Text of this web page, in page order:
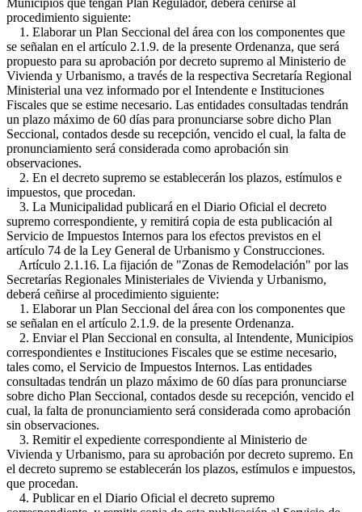
Municipios que tengan Plan Regulador, deberá ceñirse al
procedimiento siguiente:
1. Elaborar un Plan Seccional del área con los componentes que
se señalan en el artículo 2.1.9. de la presente Ordenanza, que será
propuesto para su aprobación por decreto supremo al Ministerio de
Vivienda y Urbanismo, a través de la respectiva Secretaría Regional
Ministerial una vez informado por el Intendente e Instituciones
Fiscales que se estime necesario. Las entidades consultadas tendrán
un plazo máximo de 60 días para pronunciarse sobre dicho Plan
Seccional, contados desde su recepción, vencido el cual, la falta de
pronunciamiento será considerada como aprobación sin
observaciones.
2. En el decreto supremo se establecerán los plazos, estímulos e
impuestos, que procedan.
3. La Municipalidad publicará en el Diario Oficial el decreto
supremo correspondiente, y remitirá copia de esta publicación al
Servicio de Impuestos Internos para los efectos previstos en el
artículo 74 de la Ley General de Urbanismo y Construcciones.
Artículo 2.1.16. La fijación de "Zonas de Remodelación" por las
Secretarías Regionales Ministeriales de Vivienda y Urbanismo,
deberá ceñirse al procedimiento siguiente:
1. Elaborar un Plan Seccional del área con los componentes que
se señalan en el artículo 2.1.9. de la presente Ordenanza.
2. Enviar el Plan Seccional en consulta, al Intendente, Municipios
correspondientes e Instituciones Fiscales que se estime necesario,
tales como, el Servicio de Impuestos Internos. Las entidades
consultadas tendrán un plazo máximo de 60 días para pronunciarse
sobre dicho Plan Seccional, contados desde su recepción, vencido el
cual, la falta de pronunciamiento será considerada como aprobación
sin observaciones.
3. Remitir el expediente correspondiente al Ministerio de
Vivienda y Urbanismo, para su aprobación por decreto supremo. En
el decreto supremo se establecerán los plazos, estímulos e impuestos,
que procedan.
4. Publicar en el Diario Oficial el decreto supremo